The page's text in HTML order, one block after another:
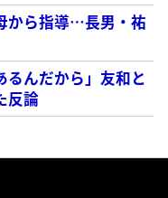
から指導…長男・祐
るんだから」友和と
反論